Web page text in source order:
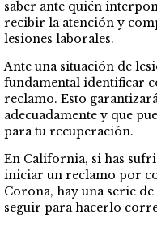
saber ante quién
recibir la atención y
lesiones laborales.
Ante una situación de
fundamental identificar
reclamo. Esto
adecuadamente y que
para tu recuperación.
En California, si has
iniciar un reclamo por
Corona, hay una serie
seguir para hacerlo